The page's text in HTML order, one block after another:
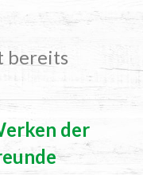
bereits
der